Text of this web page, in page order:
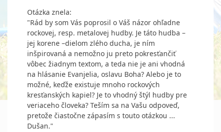
Otázka znela:
"Rád by som Vás poprosil o Váš názor ohľadne
rockovej, resp. metalovej hudby. Je táto hudba –
jej korene –dielom zlého ducha, je ním
inšpirovaná a nemožno ju preto pokresťančiť
vôbec žiadnym textom, a teda nie je ani vhodná
na hlásanie Evanjelia, oslavu Boha? Alebo je to
možné, keďže existuje mnoho rockových
kresťanských kapiel? Je to vhodný štýl hudby pre
veriaceho človeka? Teším sa na Vašu odpoveď,
pretože čiastočne zápasím s touto otázkou ...
Dušan."